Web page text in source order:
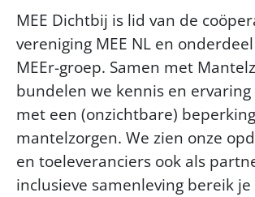
MEE Dichtbij is lid van de
vereniging MEE NL en
MEEr-groep. Samen met
bundelen we kennis en ervaring
met een (onzichtbare)
mantelzorgen. We zien onze
en toeleveranciers ook als
inclusieve samenleving bereik